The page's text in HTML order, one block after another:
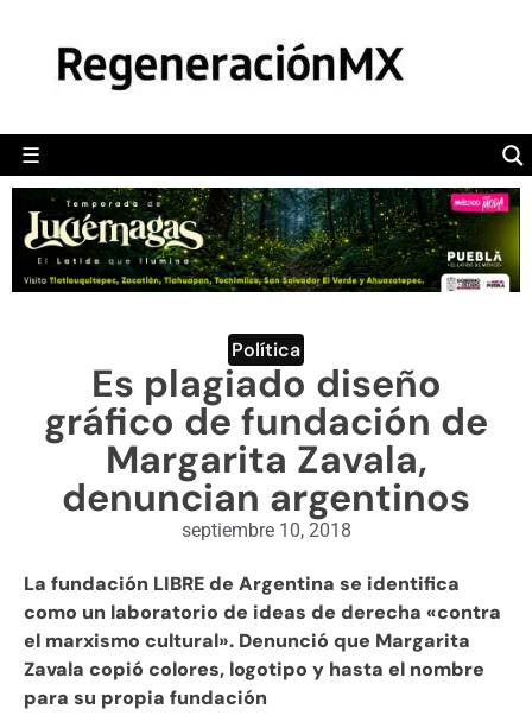
☰
POLÍTICA
CAMALEÓN
OPINIÓN
DEPORTES
ENGLISH SECTION
VIDEOS
Política
Es plagiado diseño
gráfico de fundación de
Margarita Zavala,
denuncian argentinos
septiembre 10, 2018
La fundación LIBRE de Argentina se identifica
como un laboratorio de ideas de derecha «contra
el marxismo cultural». Denunció que Margarita
Zavala copió colores, logotipo y hasta el nombre
para su propia fundación